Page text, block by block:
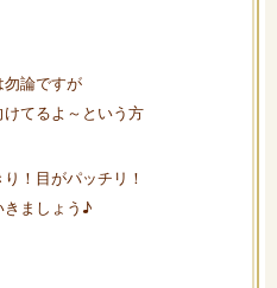
論ですが
てるよ～という方
！目がパッチリ！
きましょう♪